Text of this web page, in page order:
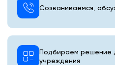
Созваниваемся,
Подбираем решение
учреждения